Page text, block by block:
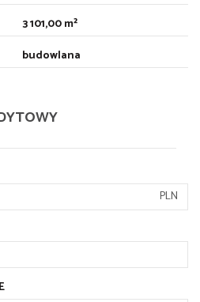
3 101,00 m²
budowlana
PLN